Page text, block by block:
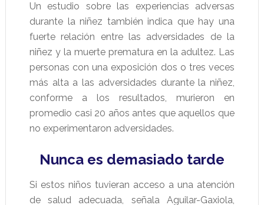
Un estudio sobre las experiencias adversas
durante la niñez también indica que hay una
fuerte relación entre las adversidades de la
niñez y la muerte prematura en la adultez. Las
personas con una exposición dos o tres veces
más alta a las adversidades durante la niñez,
conforme a los resultados, murieron en
promedio casi 20 años antes que aquellos que
no experimentaron adversidades.
Nunca es demasiado tarde
Si estos niños tuvieran acceso a una atención
de salud adecuada, señala Aguilar-Gaxiola,